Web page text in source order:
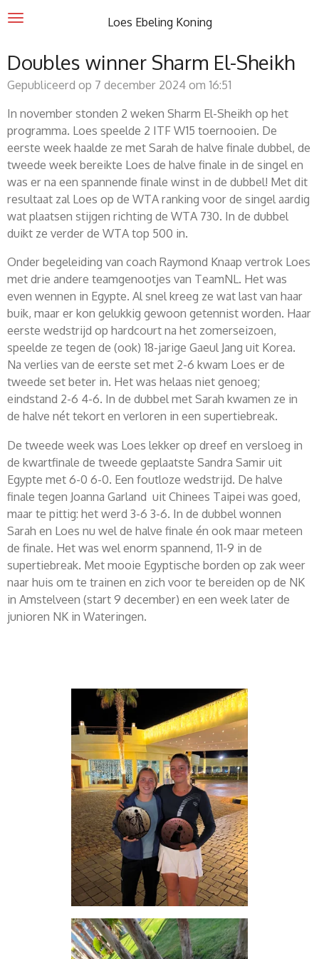
Ga
de
hoofdinhoud
Loes Ebeling Koning
Doubles winner Sharm El-Sheikh
Gepubliceerd op 7 december 2024 om 16:51
In november stonden 2 weken Sharm El-Sheikh op het
programma. Loes speelde 2 ITF W15 toernooien. De
eerste week haalde ze met Sarah de halve finale dubbel, de
tweede week bereikte Loes de halve finale in de singel en
was er na een spannende finale winst in de dubbel! Met dit
resultaat zal Loes op de WTA ranking voor de singel aardig
wat plaatsen stijgen richting de WTA 730. In de dubbel
duikt ze verder de WTA top 500 in.
Onder begeleiding van coach Raymond Knaap vertrok Loes
met drie andere teamgenootjes van TeamNL. Het was
even wennen in Egypte. Al snel kreeg ze wat last van haar
buik, maar er kon gelukkig gewoon getennist worden. Haar
eerste wedstrijd op hardcourt na het zomerseizoen,
speelde ze tegen de (ook) 18-jarige Gaeul Jang uit Korea.
Na verlies van de eerste set met 2-6 kwam Loes er de
tweede set beter in. Het was helaas niet genoeg;
eindstand 2-6 4-6. In de dubbel met Sarah kwamen ze in
de halve nét tekort en verloren in een supertiebreak.
De tweede week was Loes lekker op dreef en versloeg in
de kwartfinale de tweede geplaatste Sandra Samir uit
Egypte met 6-0 6-0. Een foutloze wedstrijd. De halve
finale tegen Joanna Garland uit Chinees Taipei was goed,
maar te pittig: het werd 3-6 3-6. In de dubbel wonnen
Sarah en Loes nu wel de halve finale én ook maar meteen
de finale. Het was wel enorm spannend, 11-9 in de
supertiebreak. Met mooie Egyptische borden op zak weer
naar huis om te trainen en zich voor te bereiden op de NK
in Amstelveen (start 9 december) en een week later de
junioren NK in Wateringen.